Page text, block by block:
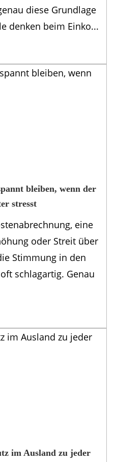
diese Grundlage
denken beim Einko...
bleiben, wenn der
stresst
eine
oder Streit über
Stimmung in den
schlagartig. Genau
im Ausland zu jeder